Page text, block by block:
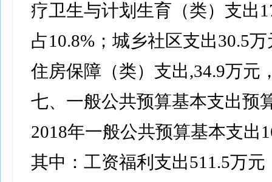
疗卫生与计划生育（类）支出
占10.8%；城乡社区支出30.5
住房保障（类）支出,34.9万元
七、一般公共预算基本支出预
2018年一般公共预算基本支出
其中：工资福利支出511.5万元